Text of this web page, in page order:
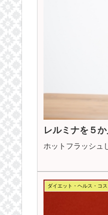
レルミナを５
ホットフラッシュ
ダイエット・ヘルス・コス